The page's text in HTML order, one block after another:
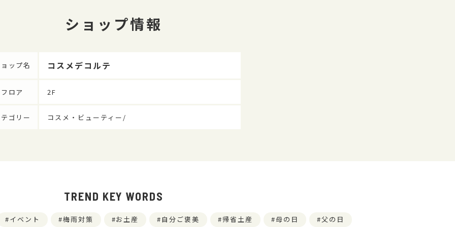
ショップ情報
ップ名 コスメデコルテ
フロア 2F
ゴリー コスメ・ビューティー/
TREND KEY WORDS
イベント 梅雨対策 お土産 自分ご褒美 帰省土産 母の日 父の日